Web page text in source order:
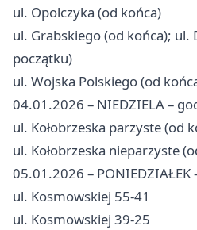
ul. Opolczyka (od końca)
ul. Grabskiego (od końca); ul.
początku)
ul. Wojska Polskiego (od
04.01.2026 – NIEDZIELA –
ul. Kołobrzeska parzyste (od
ul. Kołobrzeska nieparzyste
05.01.2026 – PONIEDZIAŁEK
ul. Kosmowskiej 55-41
ul. Kosmowskiej 39-25